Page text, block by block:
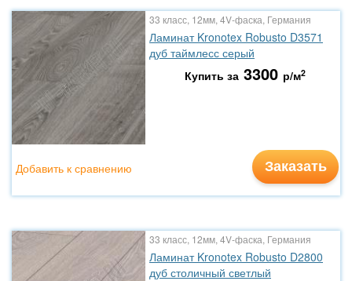
33 класс, 12мм, 4V-фаска, Германия
Ламинат Kronotex Robusto D3571
дуб таймлесс серый
Купить за 3300 р/м2
Заказать
Добавить к сравнению
33 класс, 12мм, 4V-фаска, Германия
Ламинат Kronotex Robusto D2800
дуб столичный светлый